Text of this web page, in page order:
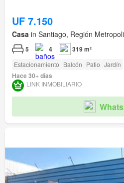
UF 7.150
Casa in Santiago, Región
5 4 319 m²
Estacionamiento Balcón Patio Jardín
Hace 30+ días
LINK INMOBILIARIO